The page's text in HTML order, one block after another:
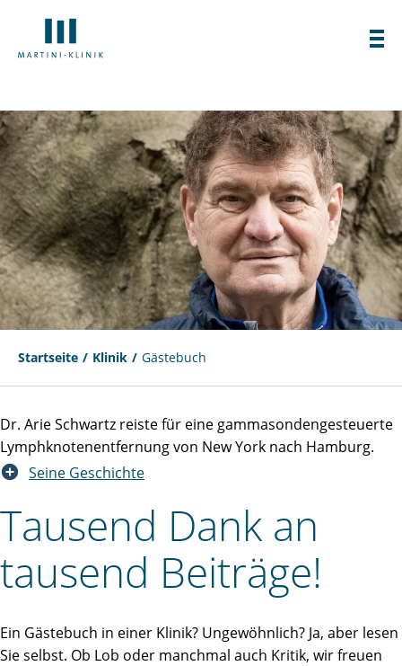
Startseite Klinik Gästebuch
Dr. Arie Schwartz reiste für eine gammasondengesteuerte
Lymphknotenentfernung von New York nach Hamburg.
Seine Geschichte
Tausend Dank an
tausend Beiträge!
Ein Gästebuch in einer Klinik? Ungewöhnlich? Ja, aber lesen
Sie selbst. Ob Lob oder manchmal auch Kritik, wir freuen